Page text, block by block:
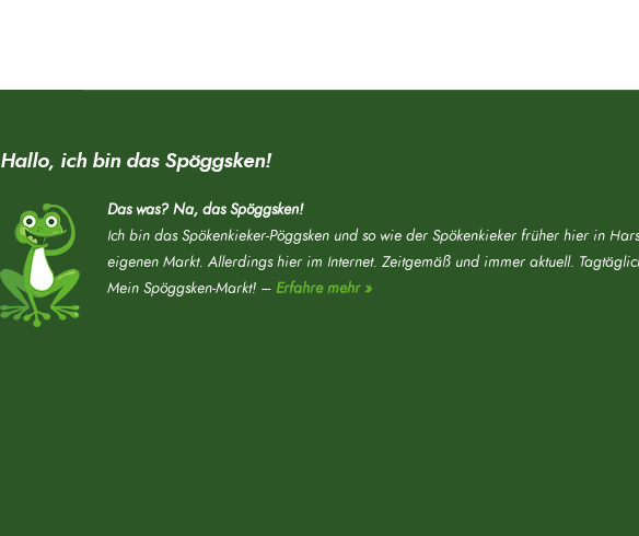
Hallo, ich bin das Spöggsken!
Das was? Na, das Spöggsken!
Ich bin das Spökenkieker-Pöggsken und so wie der Spökenkieker früher hier in
eigenen Markt. Allerdings hier im Internet. Zeitgemäß und immer aktuell.
Mein Spöggsken-Markt! – Erfahre mehr »